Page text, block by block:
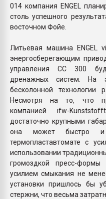
014 компания ENGEL
столь успешного
восточном Фойе.
Литьевая машина ENGEL
энергосберегающим
управления CC 300
дренажных систем. На
бесколонной технологии
Несмотря на то, что
компанией ifw-
достаточно крупными
она может быстро и
термопластавтомате с
использовании
громоздкой пресс-
усилием смыкания не
установки пришлось бы
стержни, что весьма